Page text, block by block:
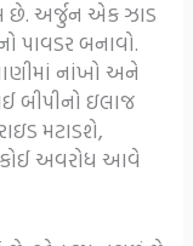
છે. અર્જુન એક ઝાડ
પાવડર બનાવો.
નાંખો અને
બીપીનો ઇલાજ
મટાડશે,
કોઈ અવરોધ આવે